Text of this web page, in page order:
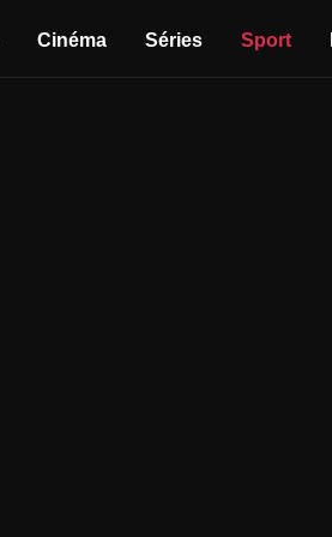
Cinéma Séries Sport